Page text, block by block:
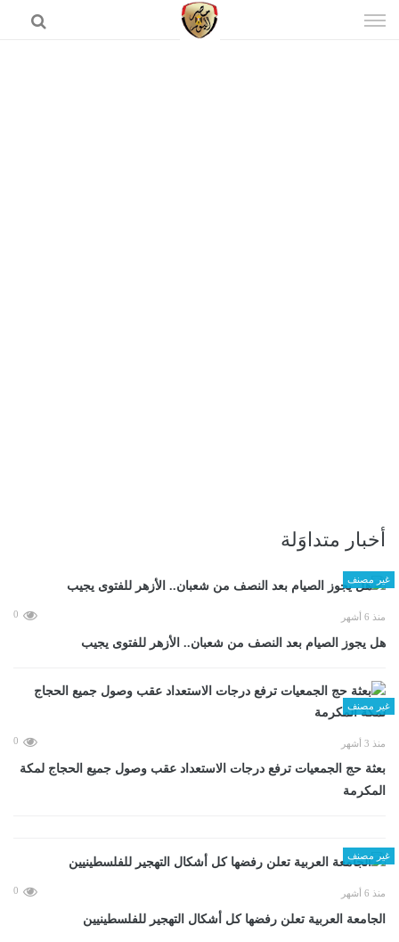
الى
أخبار متداوَلة
غير مصنف
منذ 6 أشهر 0
هل يجوز الصيام بعد النصف من شعبان.. الأزهر للفتوى يجيب
غير مصنف
منذ 3 أشهر 0
بعثة حج الجمعيات ترفع درجات الاستعداد عقب وصول جميع الحجاج لمكة
المكرمة
غير مصنف
منذ 6 أشهر 0
الجامعة العربية تعلن رفضها كل أشكال التهجير للفلسطينيين